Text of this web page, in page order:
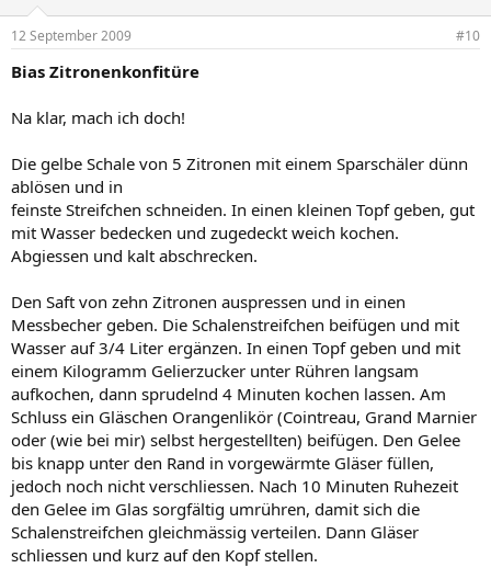
12 September 2009 #10
Bias Zitronenkonfitüre
Na klar, mach ich doch!
Die gelbe Schale von 5 Zitronen mit einem Sparschäler dünn
ablösen und in
feinste Streifchen schneiden. In einen kleinen Topf geben, gut
mit Wasser bedecken und zugedeckt weich kochen.
Abgiessen und kalt abschrecken.
Den Saft von zehn Zitronen auspressen und in einen
Messbecher geben. Die Schalenstreifchen beifügen und mit
Wasser auf 3/4 Liter ergänzen. In einen Topf geben und mit
einem Kilogramm Gelierzucker unter Rühren langsam
aufkochen, dann sprudelnd 4 Minuten kochen lassen. Am
Schluss ein Gläschen Orangenlikör (Cointreau, Grand Marnier
oder (wie bei mir) selbst hergestellten) beifügen. Den Gelee
bis knapp unter den Rand in vorgewärmte Gläser füllen,
jedoch noch nicht verschliessen. Nach 10 Minuten Ruhezeit
den Gelee im Glas sorgfältig umrühren, damit sich die
Schalenstreifchen gleichmässig verteilen. Dann Gläser
schliessen und kurz auf den Kopf stellen.